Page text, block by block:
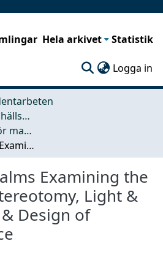
Hela arkivet Statistik
Logga in
Arkitektur och samhällsbyggnadsteknik (ACE)
Examensarbeten för masterexamen
Transcend Realms Examining the Interplay of Stereotomy, Light & Sequence for & Design of Timeless Space
Examining the
Light &
Design of